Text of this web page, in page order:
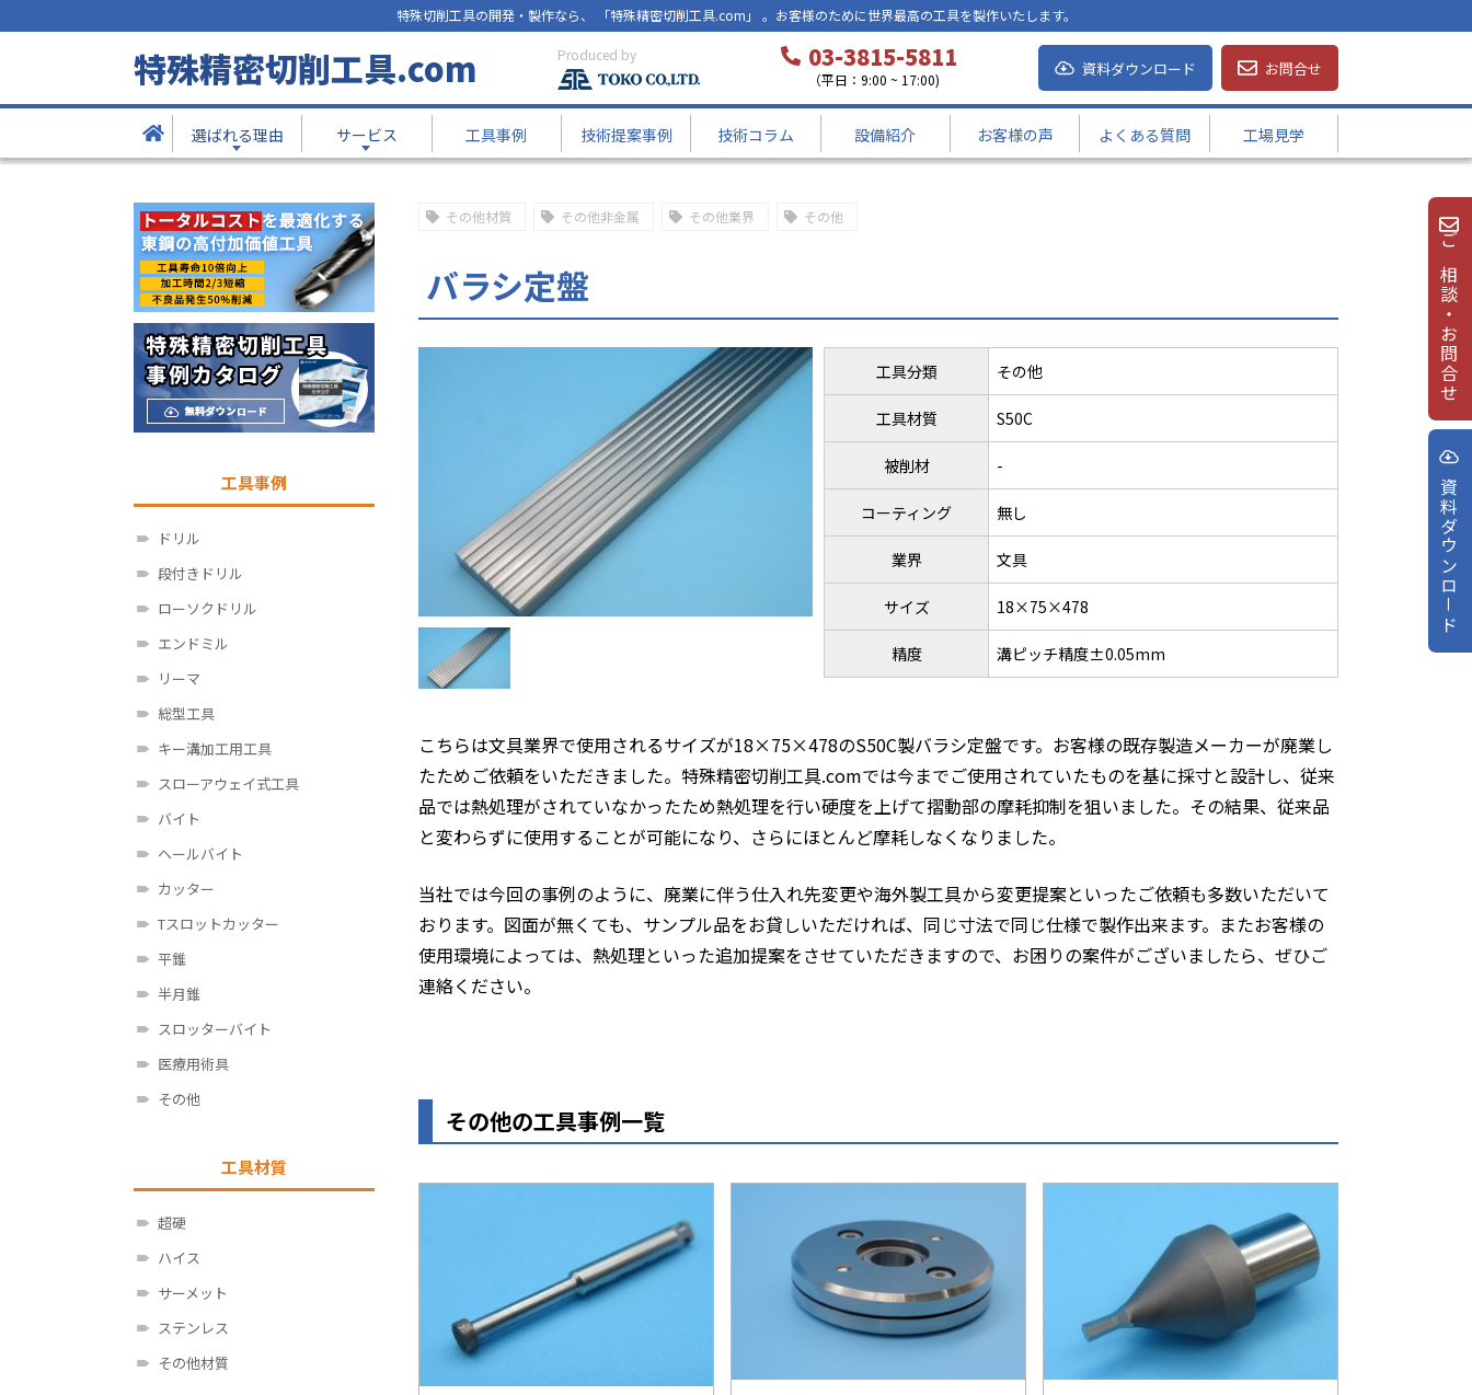
特殊切削工具の開発・製作なら、 「特殊精密切削工具.com」 。お客様のために世界最高の工具を製作いたします。
特殊精密切削工具.com Produced by 03-3815-5811
（平日：9:00 ~ 17:00)
資料ダウンロード お問合せ
選ばれる理由 サービス 工具事例 技術提案事例 技術コラム 設備紹介 お客様の声 よくある質問 工場見学
工具事例 - Products -
TOP 工具事例 バラシ定盤
その他材質 その他非金属 その他業界 その他
バラシ定盤
工具分類 その他
工具材質 S50C
被削材 -
コーティング 無し
業界 文具
サイズ 18×75×478
精度 溝ピッチ精度±0.05mm
こちらは文具業界で使用されるサイズが18×75×478のS50C製バラシ定盤です。お客様の既存製造メーカーが廃業し
たためご依頼をいただきました。特殊精密切削工具.comでは今までご使用されていたものを基に採寸と設計し、従来
品では熱処理がされていなかったため熱処理を行い硬度を上げて摺動部の摩耗抑制を狙いました。その結果、従来品
と変わらずに使用することが可能になり、さらにほとんど摩耗しなくなりました。
当社では今回の事例のように、廃業に伴う仕入れ先変更や海外製工具から変更提案といったご依頼も多数いただいて
おります。図面が無くても、サンプル品をお貸しいただければ、同じ寸法で同じ仕様で製作出来ます。またお客様の
使用環境によっては、熱処理といった追加提案をさせていただきますので、お困りの案件がございましたら、ぜひご
連絡ください。
その他の工具事例一覧
工具事例
ドリル
段付きドリル
ローソクドリル
エンドミル
リーマ
総型工具
キー溝加工用工具
スローアウェイ式工具
バイト
ヘールバイト
カッター
Tスロットカッター
平錐
半月錐
スロッターバイト
医療用術具
その他
工具材質
超硬
ハイス
サーメット
ステンレス
その他材質
ご相談・お問合せ
資料ダウンロ－ド